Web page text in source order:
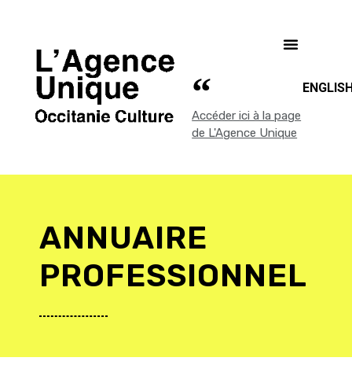
Accéder ici à la page
de L'Agence Unique
ANNUAIRE
PROFESSIONNEL